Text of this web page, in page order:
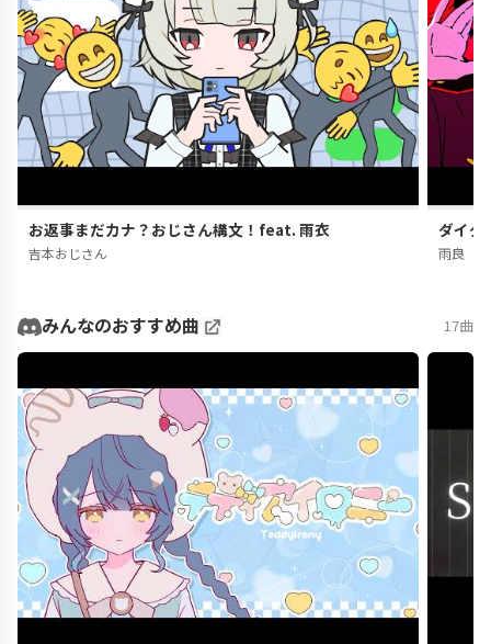
お返事まだカナ？おじさん構文！feat. 雨衣
吉本おじさん
ダイダ
雨良
みんなのおすすめ曲 17曲